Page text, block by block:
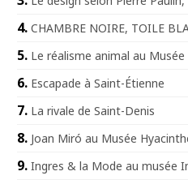
CHAMBRE NOIRE, TOILE
Le réalisme animal au
Escapade à Saint-Étienne
La rivale de Saint-Denis
Joan Miró au Musée
Ingres & la Mode au musée